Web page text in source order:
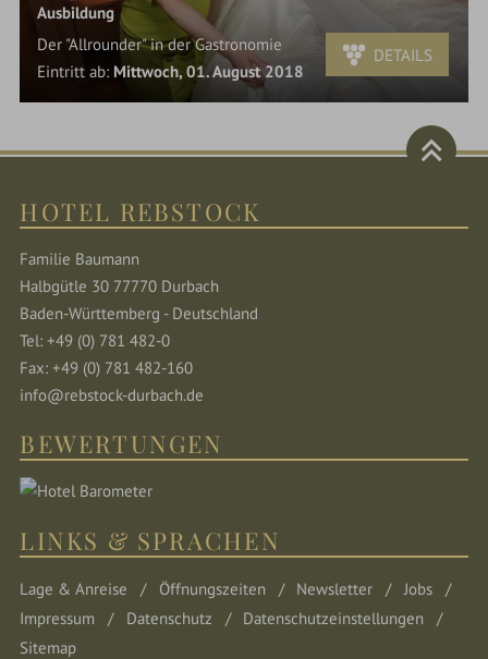
Ausbildung
Der "Allrounder" in der Gastronomie
Eintritt ab: Mittwoch, 01. August 2018
DETAILS
HOTEL REBSTOCK
Familie Baumann
Halbgütle 30 77770 Durbach
Baden-Württemberg - Deutschland
Tel: +49 (0) 781 482-0
Fax: +49 (0) 781 482-160
info@rebstock-durbach.de
BEWERTUNGEN
LINKS & SPRACHEN
Lage & Anreise Öffnungszeiten Newsletter
Jobs
Impressum
Datenschutz
Datenschutzeinstellungen
Sitemap